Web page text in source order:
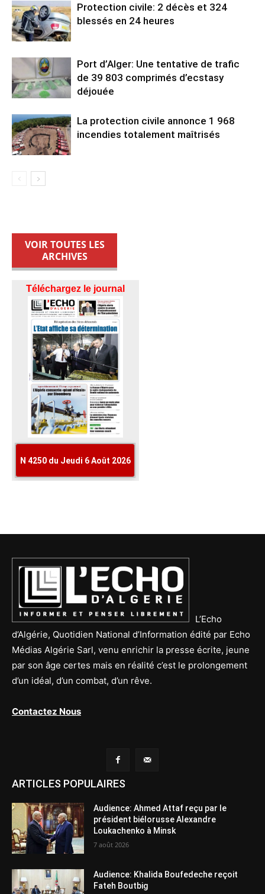
Protection civile: 2 décès et 324
blessés en 24 heures
Port d’Alger: Une tentative de trafic
de 39 803 comprimés d’ecstasy
déjouée
La protection civile annonce 1 968
incendies totalement maîtrisés
VOIR TOUTES LES
ARCHIVES
L’Echo
d’Algérie, Quotidien National d’Information édité par Echo
Médias Algérie Sarl, venu enrichir la presse écrite, jeune
par son âge certes mais en réalité c’est le prolongement
d’un idéal, d’un combat, d’un rêve.
Contactez Nous
ARTICLES POPULAIRES
Audience: Ahmed Attaf reçu par le
président biélorusse Alexandre
Loukachenko à Minsk
7 août 2026
Audience: Khalida Boufedeche reçoit
Fateh Boutbig